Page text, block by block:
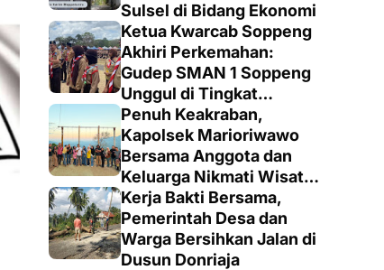
Sulsel di Bidang Ekonomi
Ketua Kwarcab Soppeng
Akhiri Perkemahan:
Gudep SMAN 1 Soppeng
Unggul di Tingkat
Penegak
Penuh Keakraban,
Kapolsek Marioriwawo
Bersama Anggota dan
Keluarga Nikmati Wisata
Alam
Kerja Bakti Bersama,
Pemerintah Desa dan
Warga Bersihkan Jalan di
Dusun Donriaja